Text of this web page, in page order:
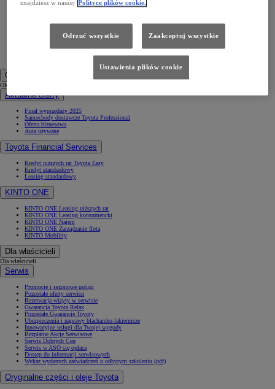
PROACE Verso
Samochody używane
Umów się na jazdę testową
Oferty specjalne i Finansowanie
Oferty specjalne i Finansowanie
Aktualne oferty
Finał wyprzedaży 2025
Samochody dostawcze Toyota Professional
Oferta biznesowa
Auta używane
Toyota Financial Services
Kredyt niższych rat Toyota Easy
Kredyt standardowy
Leasing standardowy
KINTO ONE
KINTO ONE Leasing niższych rat
KINTO ONE Leasing konsumencki
KINTO ONE Najem
KINTO ONE Zarządzanie flotą
KINTO Mobility
Dla właścicieli
Dla właścicieli
Serwis
Promocje i sezonowe usługi
Pozostałe oferty serwisu
Rezerwacja wizyty w serwisie
Gwarancja Toyota Relax
Pozostałe Gwarancje Toyoty
Ubezpieczenia i naprawy blacharsko-lakiernicze
Innowacyjne usługi dla Twojej wygody
Bezpłatne Akcje Serwisowe
Serwis Dobrych Cen
Serwis w ASO się opłaca
Dostęp do informacji serwisowych
Wykaz wydanych zaświadczeń o odbytym szkoleniu (pdf)
Oryginalne części i oleje Toyota
znajdziesz w naszej Polityce plików cookie.
Odrzuć wszystkie Zaakceptuj wszystkie
Ustawienia plików cookie